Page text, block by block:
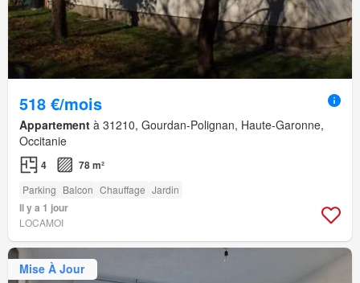
518 €/mois
Appartement à 31210, Gourdan-Polignan, Haute-Garonne,
Occitanie
4 78 m²
Parking Balcon Chauffage Jardin
Il y a 1 jour
LOCAMOI
Mise À Jour